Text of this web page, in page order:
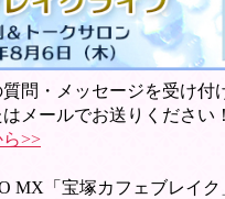
問・メッセージを受け付
メールでお送りください！
ら>>
MX「宝塚カフェブレイク